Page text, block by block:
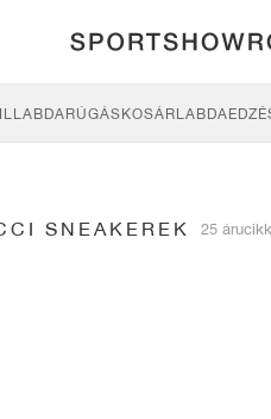
LABDARÚGÁSKOSÁRLABDA
SNEAKEREK 25 árucikk